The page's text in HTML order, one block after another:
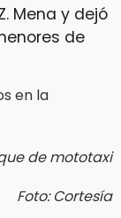
Mena y dejó
de
de mototaxi
Foto: Cortesía